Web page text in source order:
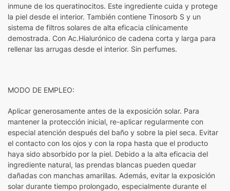
inmune de los queratinocitos. Este ingrediente cuida y protege
la piel desde el interior. También contiene Tinosorb S y un
sistema de filtros solares de alta eficacia clínicamente
demostrada. Con Ac.Hialurónico de cadena corta y larga para
rellenar las arrugas desde el interior. Sin perfumes.
MODO DE EMPLEO:
Aplicar generosamente antes de la exposición solar. Para
mantener la protección inicial, re-aplicar regularmente con
especial atención después del baño y sobre la piel seca. Evitar
el contacto con los ojos y con la ropa hasta que el producto
haya sido absorbido por la piel. Debido a la alta eficacia del
ingrediente natural, las prendas blancas pueden quedar
dañadas con manchas amarillas. Además, evitar la exposición
solar durante tiempo prolongado, especialmente durante el